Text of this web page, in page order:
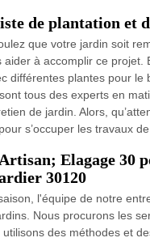
de plantation et
que votre jardin soit
aider à accomplir ce projet.
différentes plantes pour
tous des experts en
de jardin. Alors,
s’occuper les travaux
Elagage 30
30120
l'équipe de notre
Nous procurons les
utilisons des méthodes et